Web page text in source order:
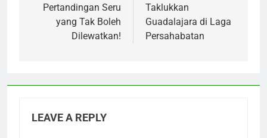
Pertandingan Seru
yang Tak Boleh
Dilewatkan!
Taklukkan
Guadalajara di Laga
Persahabatan
LEAVE A REPLY